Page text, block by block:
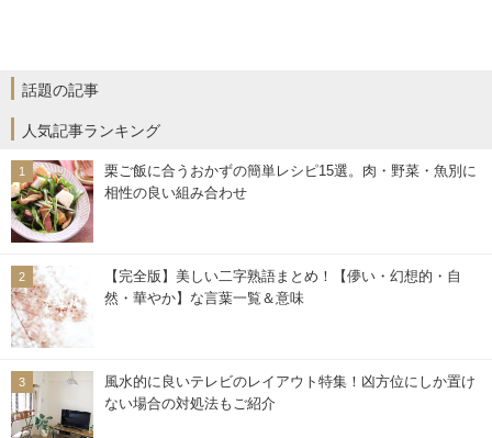
話題の記事
人気記事ランキング
栗ご飯に合うおかずの簡単レシピ15選。肉・野菜・魚別に
相性の良い組み合わせ
【完全版】美しい二字熟語まとめ！【儚い・幻想的・自
然・華やか】な言葉一覧＆意味
風水的に良いテレビのレイアウト特集！凶方位にしか置け
ない場合の対処法もご紹介